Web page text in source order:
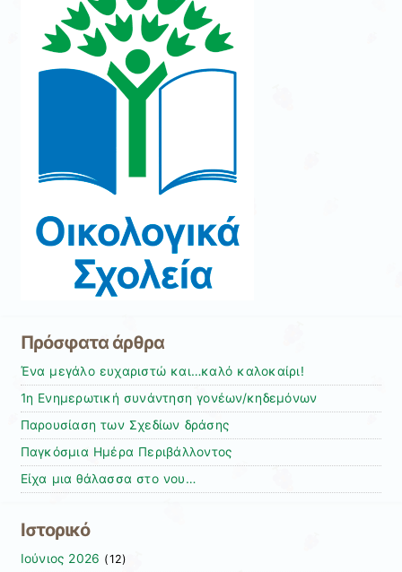
Πρόσφατα άρθρα
Ένα μεγάλο ευχαριστώ και…καλό καλοκαίρι!
1η Ενημερωτική συνάντηση γονέων/κηδεμόνων
Παρουσίαση των Σχεδίων δράσης
Παγκόσμια Ημέρα Περιβάλλοντος
Είχα μια θάλασσα στο νου…
Ιστορικό
Ιούνιος 2026 (12)